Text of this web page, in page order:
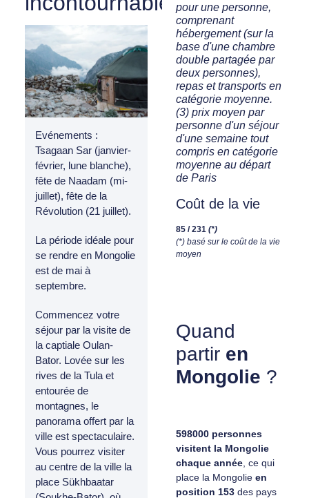
Evénements :
Tsagaan Sar (janvier-
février, lune blanche),
fête de Naadam (mi-
juillet), fête de la
Révolution (21 juillet).
La période idéale pour
se rendre en Mongolie
est de mai à
septembre.
Commencez votre
séjour par la visite de
la captiale Oulan-
Bator. Lovée sur les
rives de la Tula et
entourée de
montagnes, le
panorama offert par la
ville est spectaculaire.
Vous pourrez visiter
au centre de la ville la
place Sükhbaatar
pour une personne,
comprenant
hébergement (sur la
base d'une chambre
double partagée par
deux personnes),
repas et transports en
catégorie moyenne.
(3) prix moyen par
personne d'un séjour
d'une semaine tout
compris en catégorie
moyenne au départ
de Paris
Coût de la vie
85 / 231 (*)
(*) basé sur le coût de la vie
moyen
Quand
partir en
Mongolie ?
598000 personnes
visitent la Mongolie
chaque année , ce qui
place la Mongolie en
position 153 des pays